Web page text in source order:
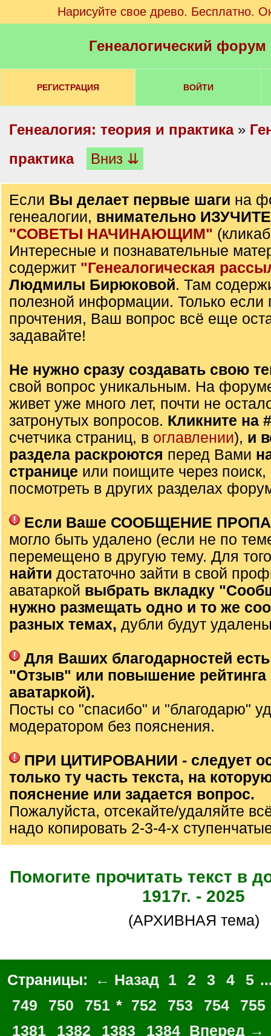
Нарисуйте свое древо. Бесплатно.
Генеалогический
РЕГИСТРАЦИЯ ВОЙТИ
Генеалогия: теория и практика»
практика
Вниз ⇊
Если Вы делает первые шаги на
генеалогии, внимательно
"СОВЕТЫ НАЧИНАЮЩИМ"
Интересные и познавательные
содержит "Генеалогическая
Людмилы Бирюковой. Там
полезной информации. Только если
прочтения, Ваш вопрос всё еще
задавайте!
Не нужно сразу создавать свою
свой вопрос уникальным. На
живет уже много лет, почти не
затронутых вопросов. Кликните на
счетчика страниц, в оглавлении), и
раздела раскроются перед Вами
странице или поищите через
посмотреть в других разделах
Если Ваше СООБЩЕНИЕ
могло быть удалено (если не по
перемещено в другую тему. Для
найти достаточно зайти в свой
аватаркой выбрать вкладку
нужно размещать одно и то же
разных темах, дубли будут
Для Ваших благодарностей
"Отзыв" или повышение рейтинга
аватаркой).
Посты со "спасибо" и "благодарю"
модератором без пояснения.
ПРИ ЦИТИРОВАНИИ - следует
только ту часть текста, на
пояснение или задается вопрос.
Пожалуйста, отсекайте/удаляйте
надо копировать 2-3-4-х
Помогите прочитать текст в
1917г. - 2025
(АРХИВНАЯ тема)
Страницы: ← Назад 1 2 3 4 5
749
750 751 * 752 753 754 755
1381
1382 1383 1384 Вперед →